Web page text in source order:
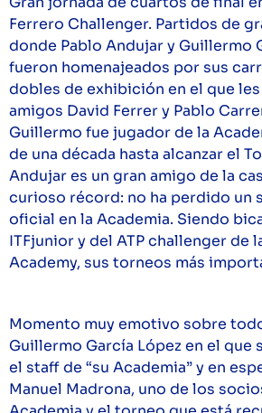
Ferrero Challenger. Partidos de
donde Pablo Andujar y Guillermo
fueron homenajeados por sus
dobles de exhibición en el que
amigos David Ferrer y Pablo
Guillermo fue jugador de la
de una década hasta alcanzar el
Andujar es un gran amigo de la
curioso récord: no ha perdido un
oficial en la Academia. Siendo
ITFjunior y del ATP challenger de
Academy, sus torneos más
Momento muy emotivo sobre
Guillermo García López en el que
el staff de “su Academia” y en
Manuel Madrona, uno de los